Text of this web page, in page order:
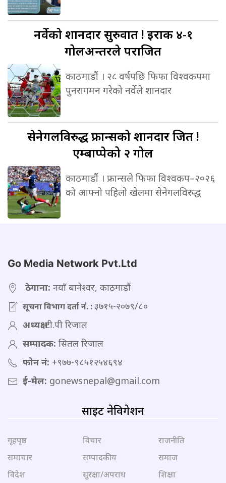
नर्वेकोशानदार सुरुवात ! इराक ४-१
गोलअन्तरले पराजित
काठमाडौं । २८ वर्षपछि फिफा विश्वकपमा
पुनरागमन गरेको नर्वेले शानदार
सेनेगलविरुद्धफ्रान्सको शानदार जित !
एम्बाप्पेको २ गोल
काठमाडौं । फ्रान्सले फिफा विश्वकप–२०२६
को आफ्नो पहिलो खेलमा सेनेगलविरुद्ध
Go Media Network Pvt.Ltd
ठेगाना: नयाँ बानेश्वर, काठमाडौं
सूचना विभाग दर्ता नं. :३७१५-२०७९/८०
अध्यक्ष:टी.पी रिजाल
सम्पादक: सितल रिजाल
फोन नं: +९७७-९८५१२५४६९४
ई-मेल: gonewsnepal@gmail.com
साइट नेविगेशन
गृहपृष्ठ
समाचार
विदेश
विचार
सम्पादकीय
सुरक्षा/अपराध
राजनीति
समाज
शिक्षा